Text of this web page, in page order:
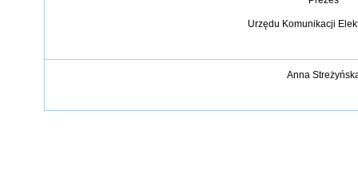
Urzędu Komunikacji
Anna Streżyń